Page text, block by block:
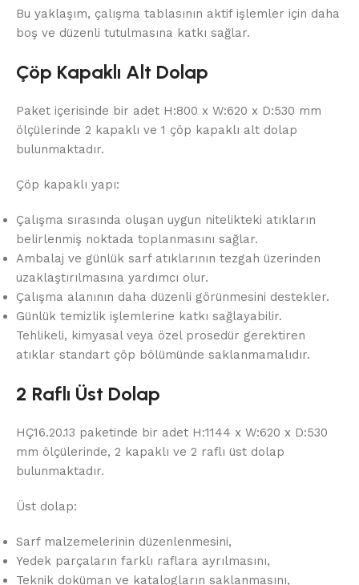
Bu yaklaşım, çalışma tablasının aktif işlemler için daha
boş ve düzenli tutulmasına katkı sağlar.
Çöp Kapaklı Alt Dolap
Paket içerisinde bir adet H:800 x W:620 x D:530 mm
ölçülerinde 2 kapaklı ve 1 çöp kapaklı alt dolap
bulunmaktadır.
Çöp kapaklı yapı:
Çalışma sırasında oluşan uygun nitelikteki atıkların
belirlenmiş noktada toplanmasını sağlar.
Ambalaj ve günlük sarf atıklarının tezgah üzerinden
uzaklaştırılmasına yardımcı olur.
Çalışma alanının daha düzenli görünmesini destekler.
Günlük temizlik işlemlerine katkı sağlayabilir.
Tehlikeli, kimyasal veya özel prosedür gerektiren
atıklar standart çöp bölümünde saklanmamalıdır.
2 Raflı Üst Dolap
HÇ16.20.13 paketinde bir adet H:1144 x W:620 x D:530
mm ölçülerinde, 2 kapaklı ve 2 raflı üst dolap
bulunmaktadır.
Üst dolap:
Sarf malzemelerinin düzenlenmesini,
Yedek parçaların farklı raflara ayrılmasını,
Teknik doküman ve katalogların saklanmasını,